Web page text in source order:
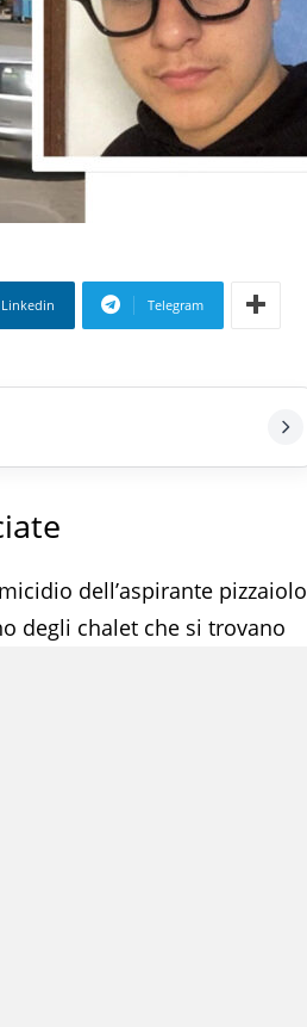
Linkedin Telegram
dell’aspirante pizzaiolo
degli chalet che si trovano